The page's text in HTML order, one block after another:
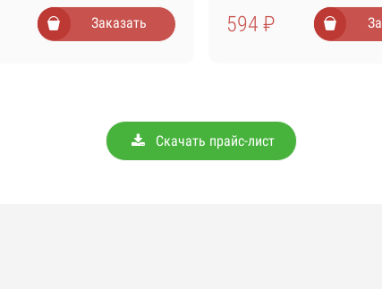
Заказать 594 ₽
Скачать прайс-лист